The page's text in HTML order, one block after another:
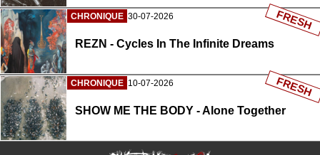
CHRONIQUE 30-07-2026
REZN - Cycles In The Infinite Dreams
FRESH
CHRONIQUE 10-07-2026
SHOW ME THE BODY - Alone Together
FRESH